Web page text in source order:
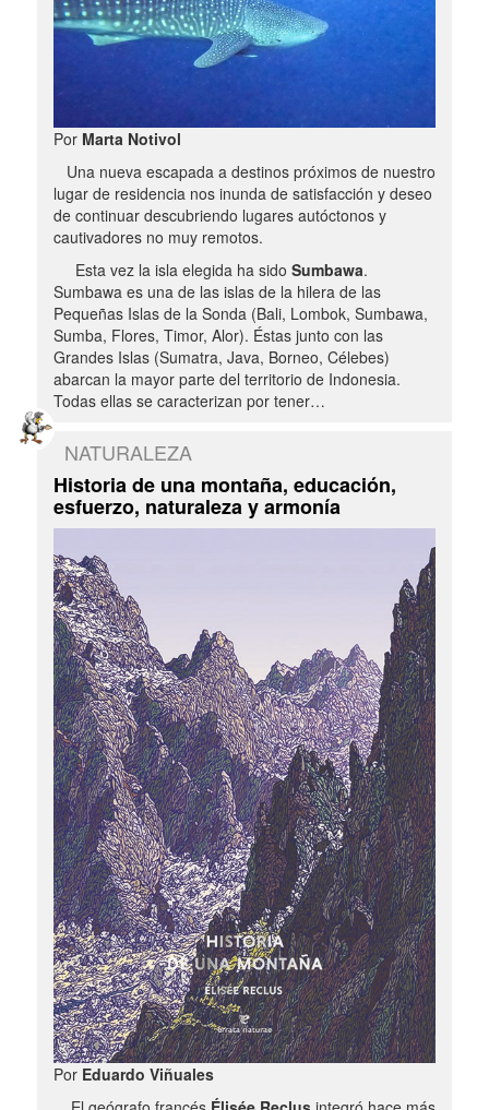
Por Marta Notivol
Una nueva escapada a destinos próximos de nuestro
lugar de residencia nos inunda de satisfacción y deseo
de continuar descubriendo lugares autóctonos y
cautivadores no muy remotos.
Esta vez la isla elegida ha sido Sumbawa.
Sumbawa es una de las islas de la hilera de las
Pequeñas Islas de la Sonda (Bali, Lombok, Sumbawa,
Sumba, Flores, Timor, Alor). Éstas junto con las
Grandes Islas (Sumatra, Java, Borneo, Célebes)
abarcan la mayor parte del territorio de Indonesia.
Todas ellas se caracterizan por tener…
NATURALEZA
Historia de una montaña, educación,
esfuerzo, naturaleza y armonía
Por Eduardo Viñuales